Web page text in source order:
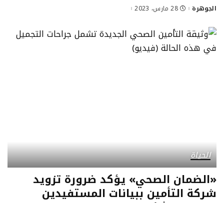
Posted
الجوهرة 28 مارس، 2023
الحياة
«الضمان الصحي» يؤكد ضرورة تزويد
شركة التأمين ببيانات المستفيدين